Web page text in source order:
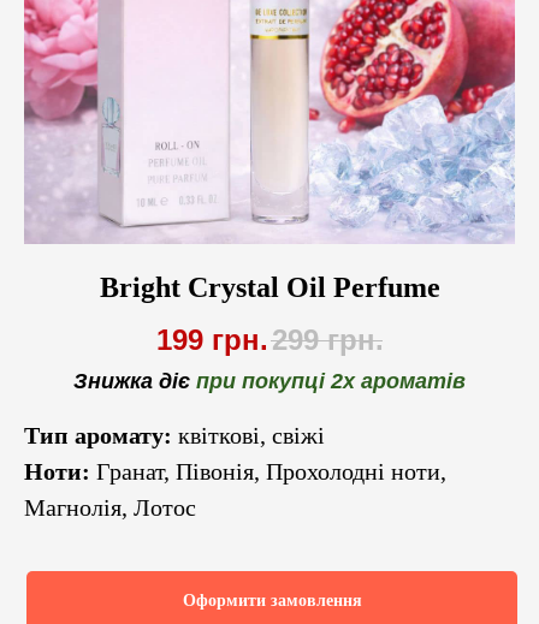
Bright Crystal Oil Perfume
199 грн.299 грн.
Знижка діє при покупці 2х ароматів
Тип аромату: квіткові, свіжі
Ноти: Гранат, Півонія, Прохолодні ноти,
Магнолія, Лотос
Оформити замовлення